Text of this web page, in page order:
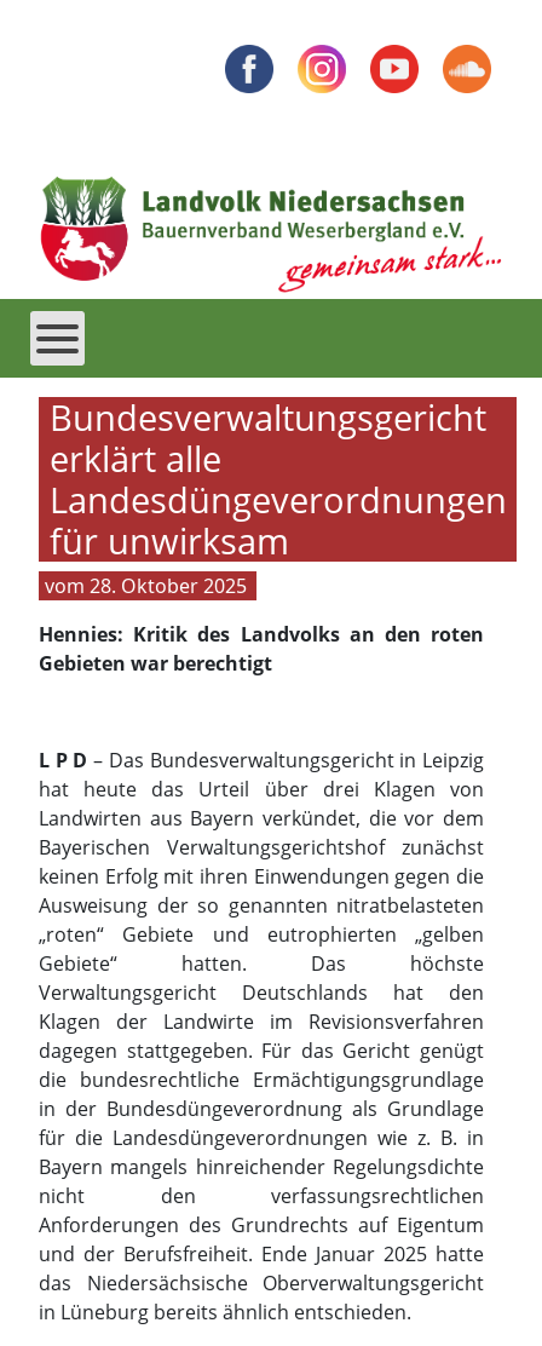
Bundesverwaltungsgericht
erklärt alle
Landesdüngeverordnungen
für unwirksam
28. Oktober 2025
Hennies: Kritik des Landvolks an den roten
Gebieten war berechtigt
L P D – Das Bundesverwaltungsgericht in Leipzig
hat heute das Urteil über drei Klagen von
Landwirten aus Bayern verkündet, die vor dem
Bayerischen Verwaltungsgerichtshof zunächst
keinen Erfolg mit ihren Einwendungen gegen die
Ausweisung der so genannten nitratbelasteten
„roten“ Gebiete und eutrophierten „gelben
Gebiete“ hatten. Das höchste
Verwaltungsgericht Deutschlands hat den
Klagen der Landwirte im Revisionsverfahren
dagegen stattgegeben. Für das Gericht genügt
die bundesrechtliche Ermächtigungsgrundlage
in der Bundesdüngeverordnung als Grundlage
für die Landesdüngeverordnungen wie z. B. in
Bayern mangels hinreichender Regelungsdichte
nicht den verfassungsrechtlichen
Anforderungen des Grundrechts auf Eigentum
und der Berufsfreiheit. Ende Januar 2025 hatte
das Niedersächsische Oberverwaltungsgericht
in Lüneburg bereits ähnlich entschieden.